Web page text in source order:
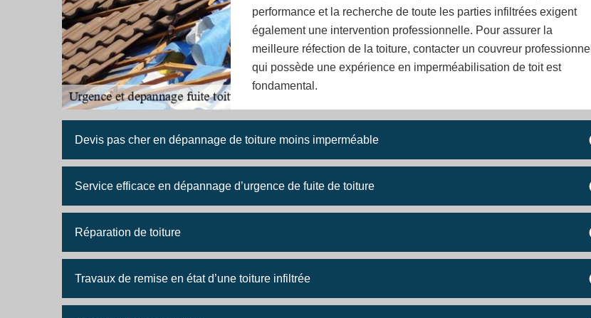
performance et la recherche de toute les parties infiltrées exigent
également une intervention professionnelle. Pour assurer la
meilleure réfection de la toiture, contacter un couvreur professionnel
qui possède une expérience en imperméabilisation de toit est
fondamental.
Devis pas cher en dépannage de toiture moins imperméable
Service efficace en dépannage d’urgence de fuite de toiture
Réparation de toiture
Travaux de remise en état d’une toiture infiltrée